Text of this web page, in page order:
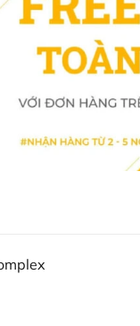
B tổng hợp
Vitamin tổng hợp
nhờ thành phần có